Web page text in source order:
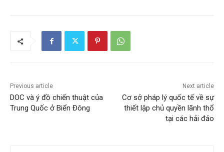
Previous article
DOC và ý đồ chiến thuật của
Trung Quốc ở Biển Đông
Next article
Cơ sở pháp lý quốc tế về sự
thiết lập chủ quyền lãnh thổ
tại các hải đảo